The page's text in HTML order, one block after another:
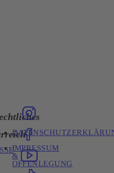
IMPRESSUM
&
OFFENLEGUNG